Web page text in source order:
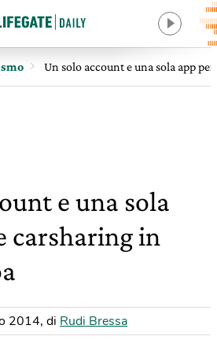
Un solo account e una sola app
e una sola
carsharing in
2014, di Rudi Bressa